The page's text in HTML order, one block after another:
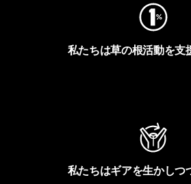
私たちは草の根活動を支
私たちはギアを生かしつ